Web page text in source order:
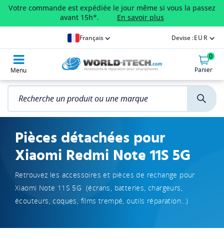
Votre commande est expédiée le jour même si vous la passez
avant 15h*.
En savoir plus
Français Devise :EUR
Menu
0
Panier
Pièces détachées pour
Xiaomi Redmi Note 11S 5G
Retrouvez les accessoires et pièces de rechange pour
Xiaomi Note 11S 5G (écrans, batteries, chargeurs,
écouteurs, coques, films trempé, outils réparation...)